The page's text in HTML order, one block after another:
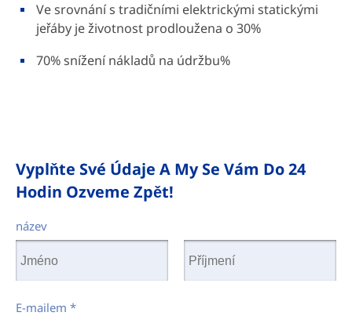
Ve srovnání s tradičními elektrickými statickými
jeřáby je životnost prodloužena o 30%
70% snížení nákladů na údržbu%
Vyplňte Své Údaje A My Se Vám Do 24
Hodin Ozveme Zpět!
název
E-mailem *